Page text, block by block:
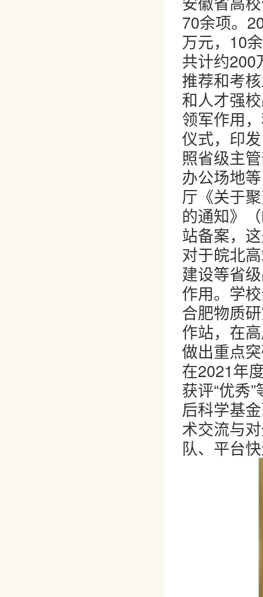
70余项。
万元，10
共计约200
推荐和考
和人才强
领军作用
仪式，印
照省级主
办公场地
厅《关于
的通知》
站备案，
对于皖北
建设等省
作用。学
合肥物质
作站，在
做出重点
在2021年
获评“优秀
后科学基
术交流与
队、平台